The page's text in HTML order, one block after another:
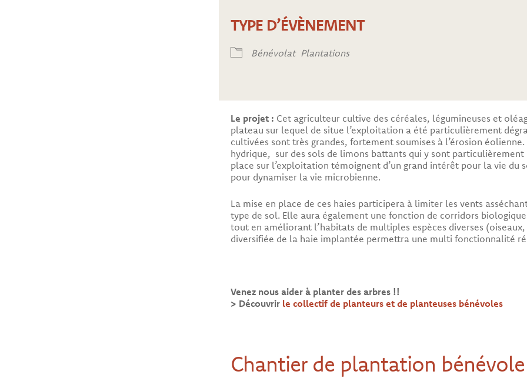
TYPE D’ÉVÈNEMENT
Bénévolat Plantations
Le projet : Cet agriculteur cultive des céréales, légumineuses et
plateau sur lequel de situe l’exploitation a été particulièrement
cultivées sont très grandes, fortement soumises à l’érosion
hydrique, sur des sols de limons battants qui y sont particulièrement
place sur l’exploitation témoignent d’un grand intérêt pour la vie du
pour dynamiser la vie microbienne.
La mise en place de ces haies participera à limiter les vents
type de sol. Elle aura également une fonction de corridors
tout en améliorant l’habitats de multiples espèces diverses
diversifiée de la haie implantée permettra une multi fonctionnalité
Venez nous aider à planter des arbres !!
> Découvrir le collectif de planteurs et de planteuses bénévoles
Chantier de plantation bénévole